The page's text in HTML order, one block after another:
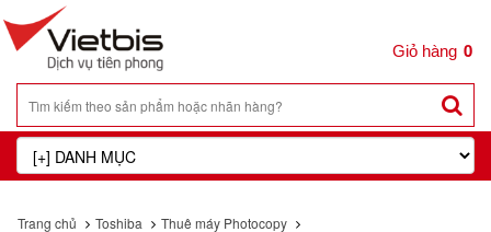
0
Trang chủ Toshiba
Thuê máy Photocopy